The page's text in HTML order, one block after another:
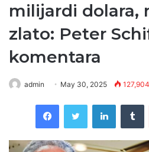
milijardi dolara,
zlato: Peter
komentara
admin May 30, 2025 127,904
FacebookTwitter LinkedIn